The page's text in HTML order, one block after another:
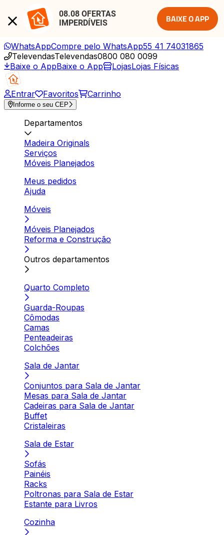
08.08 OFERTAS
IMPERDÍVEIS
BAIXE O APP
WhatsAppCompre pelo WhatsApp55 41 74031865
TelevendasTelevendas0800 080 0099
Baixe o AppBaixe o App LojasLojas Físicas
Entrar Favoritos Carrinho
Informe o seu CEP
Departamentos
Madeira Originals
Serviços
Móveis Planejados
Meus pedidos
Ajuda
Móveis
Móveis Planejados
Reforma e Construção
Outros departamentos
Quarto Completo
Guarda-Roupas
Cômodas
Camas
Penteadeiras
Colchões
Sala de Jantar
Conjuntos para Sala de Jantar
Mesas para Sala de Jantar
Cadeiras para Sala de Jantar
Buffet
Cristaleiras
Sala de Estar
Sofás
Painéis
Racks
Poltronas para Sala de Estar
Estante para Livros
Cozinha